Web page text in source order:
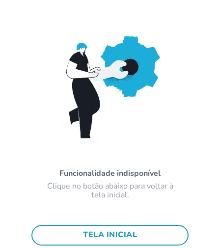
Funcionalidade indisponível
Clique no botão abaixo para voltar à
tela inicial.
TELA INICIAL